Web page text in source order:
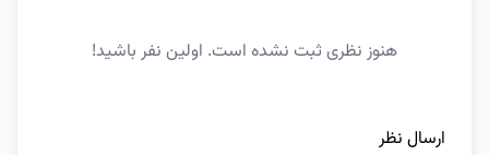
هنوز نظری ثبت نشده است. اولین نفر باشید!
ارسال نظر